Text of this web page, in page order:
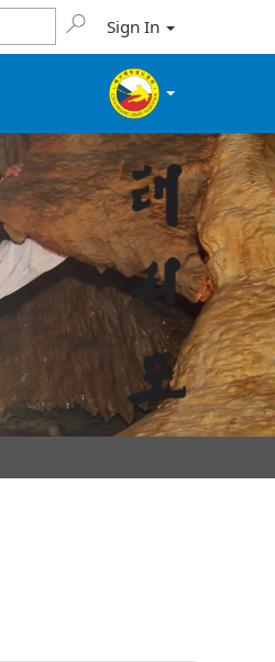
Sign In